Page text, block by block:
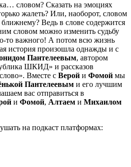
словом? Сказать на эмоциях
жалеть? Или, наоборот, словом
Ведь в слове содержится
словом можно изменить судьбу
то важного! А потом всю жизнь
история произошла однажды и с
Пантелеевым, автором
ШКИД» и рассказов
Вместе с Верой и Фомой мы
Пантелеевым и его лучшим
вас отправиться в
и Фомой, Алтаем и Михаилом
на подкаст платформах: